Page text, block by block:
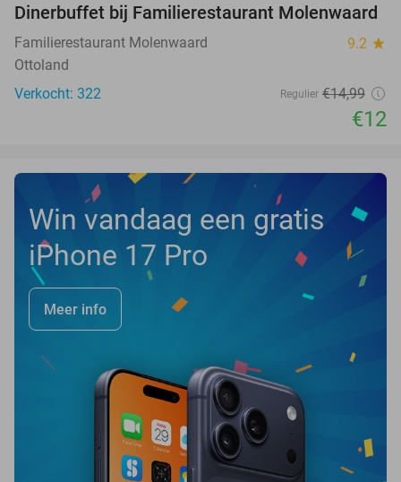
20%
Dinerbuffet bij Familierestaurant Molenwaard
Familierestaurant Molenwaard 9.2 star
Ottoland
Verkocht: 322
Regulier €14,99
€12
Win vandaag een gratis
iPhone 17 Pro
Meer info